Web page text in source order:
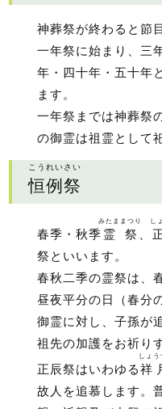
神葬祭が終わると節
一年祭に始まり、三
年・四十年・五十年
ます。
一年祭までは神葬祭
の御霊は祖霊として
恒例祭
こうれいさい
春季・秋季霊祭
みたままつり し
祭といいます。
春秋二季の霊祭は、
昼夜平分の日（春分
御霊に対し、子孫が
祖先の加護をお祈り
正辰祭はいわゆる祥
しょう
故人を追慕します。